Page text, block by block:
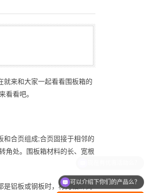
来和大家一起看看围板箱的
看看吧。
合页组成;合页固接于相邻的
角处。围板箱材料的长、宽根
是铝板或钢板时，称为铝蜂窝可以介绍下你们的产品么？